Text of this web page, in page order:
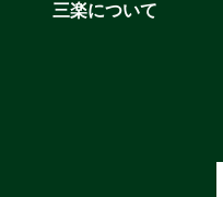
三楽について